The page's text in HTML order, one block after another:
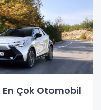
En Çok Otomobil